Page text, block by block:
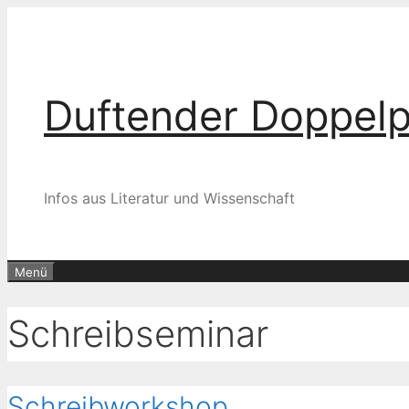
Duftender
Infos aus Literatur und Wissenschaft
Menü
Schreibseminar